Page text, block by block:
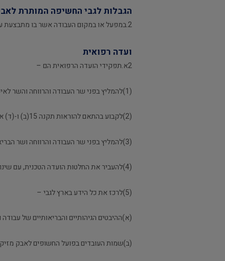
הגבלות לגבי החשיפה המותרת
2.במפעל או במקום העבודה אשר בו מתבצעת עבודה בחומר תהיה החשיפה המשוקללת המרבית המותרת כמפורט בתוספת הראשונה.
ועדה רפואית
2א.תפקידי הועדה הרפואית הם –
(1)להמליץ בפני שר העבודה והרווחה והשר לאיכות הסביבה לגבי ההיבטים הגיהותיים והבריאותיים של עבודה ושימוש באבק מזיק ובחומר לעובד ולסביבה;
(2)לקבוע בהתאם להוראות תקנה 15(ב) ו-(ד) אבחנה רנטגנית סופית ואבחנה רפואית סופית לגבי המחלות הנקובות בתקנה 20(א);
(3)להמליץ בפני שר העבודה והרווחה ושר הבריאות על מינוי רופאים מורשים וקוראים מוסמכים;
(4)להעביר את החלטות הועדה הטכנית, עם שינויים או בלעדיהם, לשר העבודה והרווחה ולשר לאיכות הסביבה;
(5)לרכז את כל הידע בארץ לגבי –
(א)ההיבטים הגיהותיים והבריאותיים של
(ב)שמות העובדים בפועל החשופים לאבק